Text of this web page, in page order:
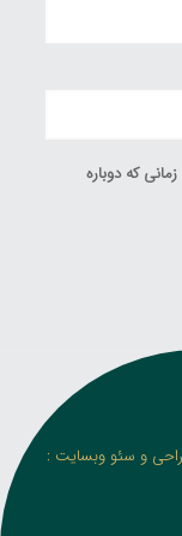
که دوباره
و سئو وبسایت :